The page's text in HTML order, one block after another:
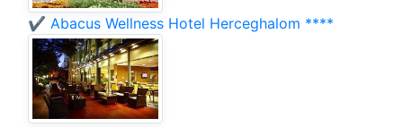
✔️ Abacus Wellness Hotel Herceghalom ****